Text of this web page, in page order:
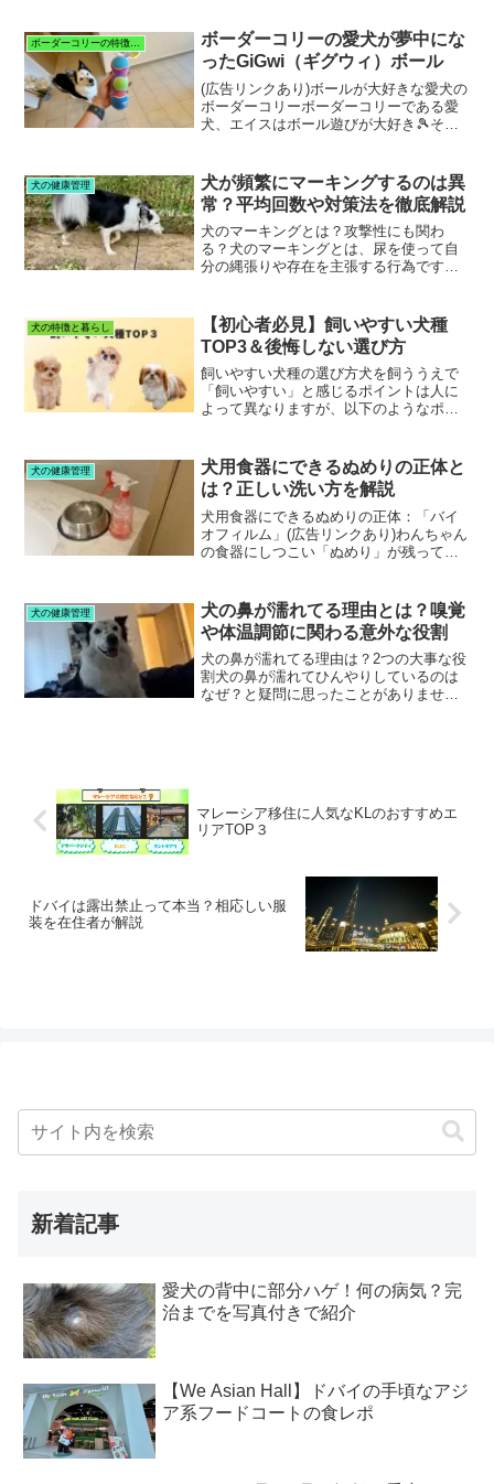
のボーダーコリー、エイスの紹介と運命
的な出会い』はこちら。...
ボーダーコリーの愛犬が夢中にな
ったGiGwi（ギグウィ）ボール
(広告リンクあり)ボールが大好きな愛犬の
ボーダーコリーボーダーコリーである愛
犬、エイスはボール遊びが大好き🎾それ
特に「ギグウィ (GiGwi)」というメーカー
のボールが...
犬の健康管理
犬が頻繁にマーキングするのは異
常？平均回数や対策法を徹底解説
犬のマーキングとは？攻撃性にも関わ
る？犬のマーキングとは、尿を使って自
分の縄張りや存在を主張する行為です。
あります。我が家の愛犬のボーダーコリ
ー(オス)も散歩中に隙を見...
犬の特徴と暮らし
【初心者必見】飼いやすい犬種
TOP3＆後悔しない選び方
飼いやすい犬種の選び方犬を飼ううえで
「飼いやすい」と感じるポイントは人に
よって異なりますが、以下のようなポイ
さ：知能が高く、指示を理解しやすいか
性格・気質：穏やかでしつ...
犬の健康管理
犬用食器にできるぬめりの正体と
は？正しい洗い方を解説
犬用食器にできるぬめりの正体：「バイ
オフィルム」(広告リンクあり)わんちゃん
の食器にしつこい「ぬめり」が残ってし
ム」という細菌の膜なんです。人間と同
じく、犬の口の中にも多...
犬の健康管理
犬の鼻が濡れてる理由とは？嗅覚
や体温調節に関わる意外な役割
犬の鼻が濡れてる理由は？2つの大事な役
割犬の鼻が濡れてひんやりしているのは
なぜ？と疑問に思ったことがありません
マレーシア移住に人気なKLのおすすめエ
リアTOP３
ドバイは露出禁止って本当？相応しい服
装を在住者が解説
新着記事
愛犬の背中に部分ハゲ！何の病気？完
治までを写真付きで紹介
【We Asian Hall】ドバイの手頃なアジ
ア系フードコートの食レポ